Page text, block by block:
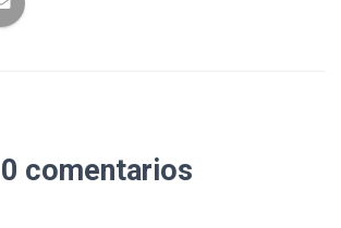
0 comentarios